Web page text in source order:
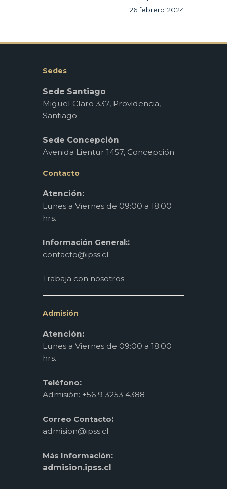
26 febrero 2024
Sedes
Sede Santiago
Miguel Claro 337, Providencia,
Santiago
Sede Concepción
Avenida Lientur 1457, Concepción
Contacto
Atención:
Lunes a Viernes de 09:00 a 18:00
hrs.
Información General::
contacto@ipss.cl
Trabaja con nosotros
Admisión
Atención:
Lunes a Viernes de 09:00 a 18:00
hrs.
Teléfono:
Admisión: +56 9 3253 4388
Correo Contacto:
admision@ipss.cl
Más Información:
admision.ipss.cl